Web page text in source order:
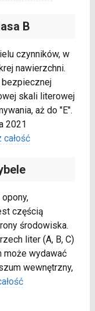
B
czynników, w
nawierzchni.
bezpiecznej
skali literowej
aż do "E".
2021
całość
częścią
środowiska.
liter (A, B, C)
może wydawać
wewnętrzny,